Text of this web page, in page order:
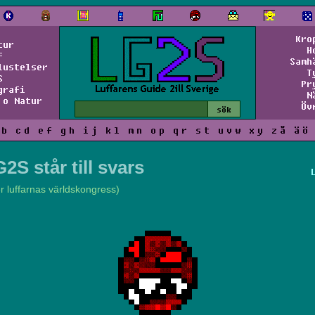
Natur
b c d e f g h i j k l m n o p q r s t u v w x y z å ä ö
står till svars
luffarnas världskongress)